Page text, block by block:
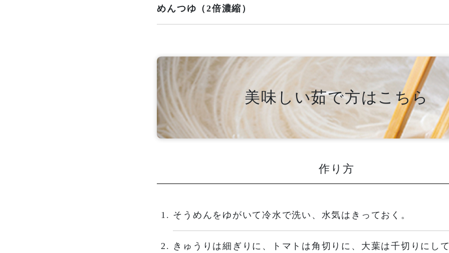
めんつゆ（2倍濃縮）
美味しい茹で方はこちら
作り方
そうめんをゆがいて冷水で洗い、水気はきっておく。
きゅうりは細ぎりに、トマトは角切りに、大葉は千切りにし